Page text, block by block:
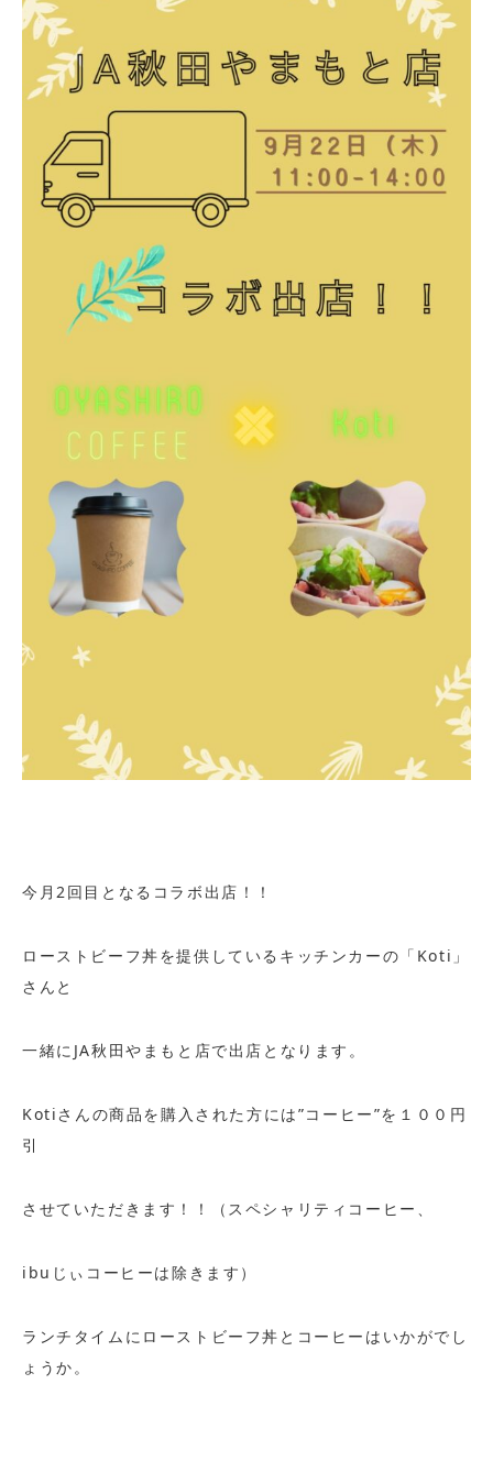
今月2回目となるコラボ出店！！
ローストビーフ丼を提供しているキッチンカーの「Koti」
さんと
一緒にJA秋田やまもと店で出店となります。
Kotiさんの商品を購入された方には”コーヒー”を１００円
引
させていただきます！！（スペシャリティコーヒー、
ibuじぃコーヒーは除きます）
ランチタイムにローストビーフ丼とコーヒーはいかがでし
ょうか。